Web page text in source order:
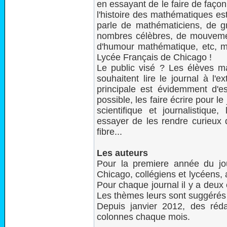
en essayant de le faire de
l'histoire des mathématiques
parle de mathématiciens, de
nombres célèbres, de
d'humour mathématique, etc,
Lycée Français de Chicago !
Le public visé ? Les élèves
souhaitent lire le journal à
principale est évidemment
possible, les faire écrire pour
scientifique et
essayer de les rendre curieux
fibre...
Les auteurs
Pour la premiere année du
Chicago, collégiens et
Pour chaque journal il y a
Les thèmes leurs sont
Depuis janvier 2012, des
colonnes chaque mois.